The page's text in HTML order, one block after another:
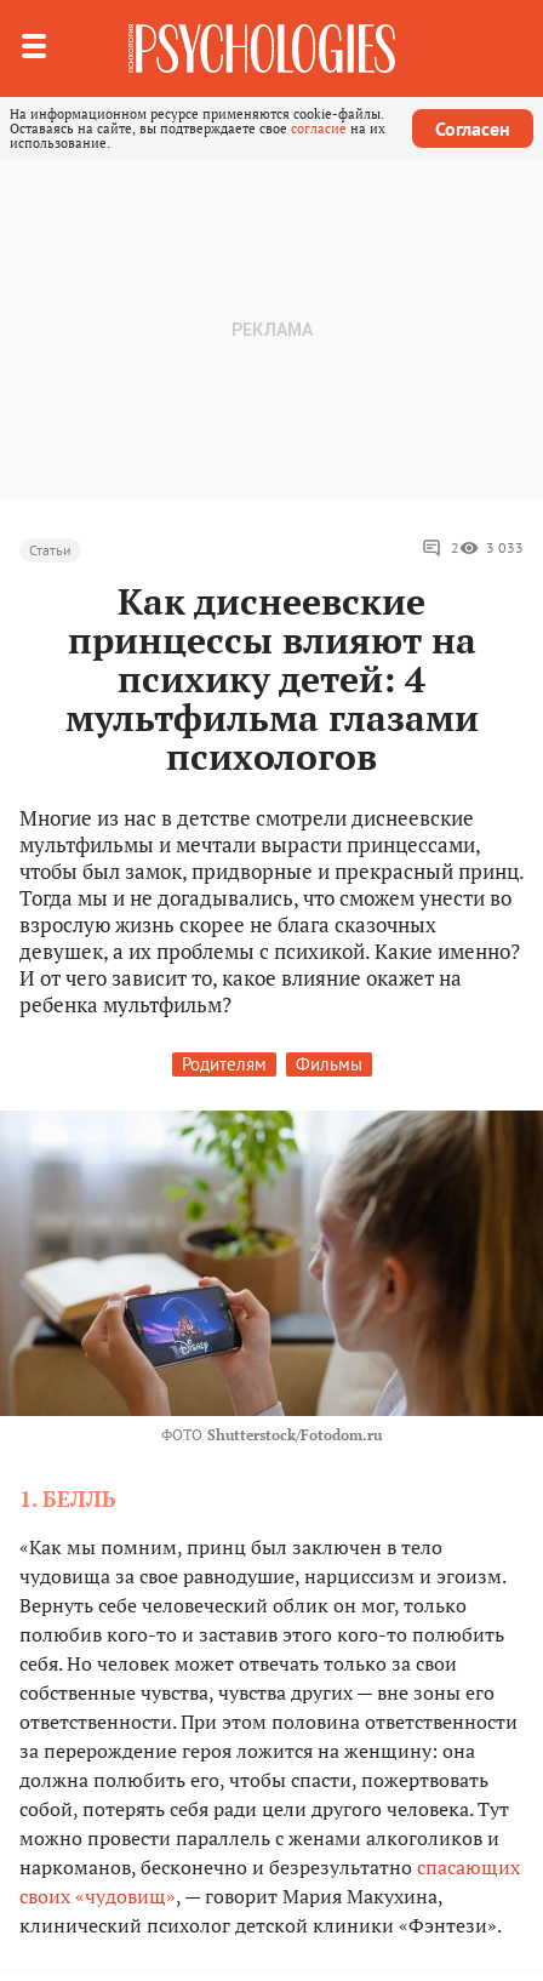
На информационном ресурсе применяются cookie-файлы.
Оставаясь на сайте, вы подтверждаете свое согласие на их
использование.
Согласен
Статьи 2 3 033
Как диснеевские
принцессы влияют на
психику детей: 4
мультфильма глазами
психологов
Многие из нас в детстве смотрели диснеевские
мультфильмы и мечтали вырасти принцессами,
чтобы был замок, придворные и прекрасный принц.
Тогда мы и не догадывались, что сможем унести во
взрослую жизнь скорее не блага сказочных
девушек, а их проблемы с психикой. Какие именно?
И от чего зависит то, какое влияние окажет на
ребенка мультфильм?
Родителям Фильмы
ФОТО Shutterstock/Fotodom.ru
1. БЕЛЛЬ
«Как мы помним, принц был заключен в тело
чудовища за свое равнодушие, нарциссизм и эгоизм.
Вернуть себе человеческий облик он мог, только
полюбив кого-то и заставив этого кого-то полюбить
себя. Но человек может отвечать только за свои
собственные чувства, чувства других — вне зоны его
ответственности. При этом половина ответственности
за перерождение героя ложится на женщину: она
должна полюбить его, чтобы спасти, пожертвовать
собой, потерять себя ради цели другого человека. Тут
можно провести параллель с женами алкоголиков и
наркоманов, бесконечно и безрезультатноспасающих
своих «чудовищ», — говорит Мария Макухина,
клинический психолог детской клиники «Фэнтези».